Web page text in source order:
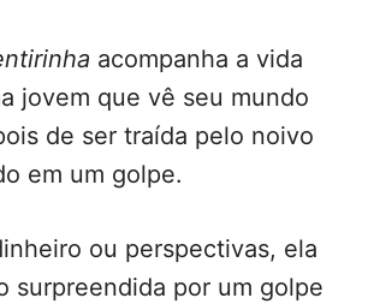
acompanha a vida
jovem que vê seu mundo
de ser traída pelo noivo
em um golpe.
ou perspectivas, ela
surpreendida por um golpe